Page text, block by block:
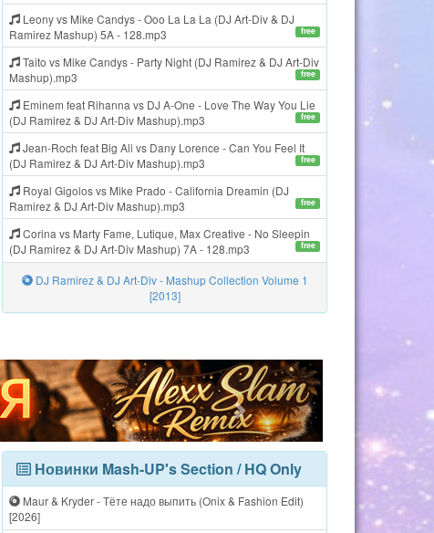
Leony vs Mike Candys - Ooo La La La (DJ Art-Div & DJ
Ramirez Mashup) 5A - 128.mp3
free
Taito vs Mike Candys - Party Night (DJ Ramirez & DJ Art-Div
Mashup).mp3
free
Eminem feat Rihanna vs DJ A-One - Love The Way You Lie
(DJ Ramirez & DJ Art-Div Mashup).mp3
free
Jean-Roch feat Big Ali vs Dany Lorence - Can You Feel It
(DJ Ramirez & DJ Art-Div Mashup).mp3
free
Royal Gigolos vs Mike Prado - California Dreamin (DJ
Ramirez & DJ Art-Div Mashup).mp3
free
Corina vs Marty Fame, Lutique, Max Creative - No Sleepin
(DJ Ramirez & DJ Art-Div Mashup) 7A - 128.mp3
free
DJ Ramirez & DJ Art-Div - Mashup Collection Volume 1
[2013]
Новинки Mash-UP's Section / HQ Only
Maur & Kryder - Тёте надо выпить (Onix & Fashion Edit)
[2026]